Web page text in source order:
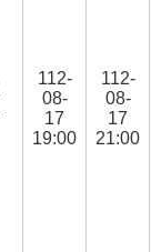
112-
08-
17
19:00
112-
08-
17
21:00